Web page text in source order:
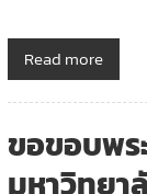
Read more
ขอขอบพ
มหาวิทยา